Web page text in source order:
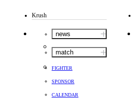
Krush
news
match
FIGHTER
SPONSOR
CALENDAR